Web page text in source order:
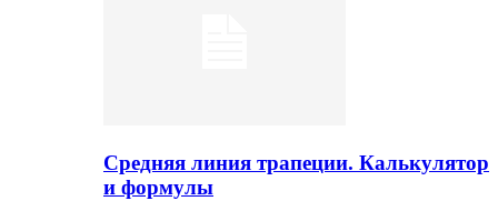
Средняя линия трапеции. Калькулятор
и формулы